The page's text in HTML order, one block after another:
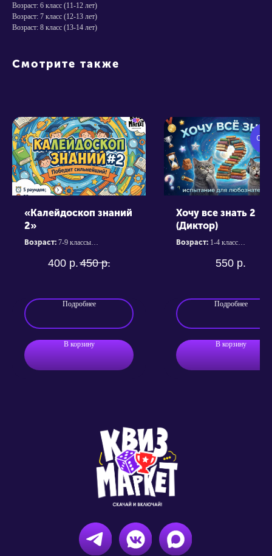
Возраст: 6 класс (11-12 лет)
Возраст: 7 класс (12-13 лет)
Возраст: 8 класс (13-14 лет)
Смотрите также
«Калейдоскоп знаний
2»
Возраст: 7-9 классы
Количество вопросов:
400 р.450 р.
Подробнее
В корзину
Хочу все знать 2
(Диктор)
Возраст: 1-4 класс
Количество вопросов:
550 р.
Подробнее
В корзину
Политика конфиденциальности
Пользовательское соглашение сервисов
Согласие на обработку персональных данных